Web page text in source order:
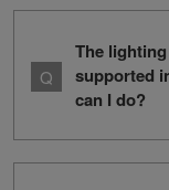
The
supported
can I do?